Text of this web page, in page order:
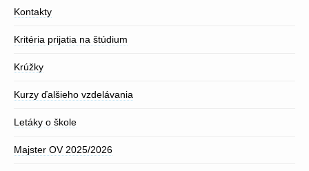
Kontakty
Kritéria prijatia na štúdium
Krúžky
Kurzy ďalšieho vzdelávania
Letáky o škole
Majster OV 2025/2026